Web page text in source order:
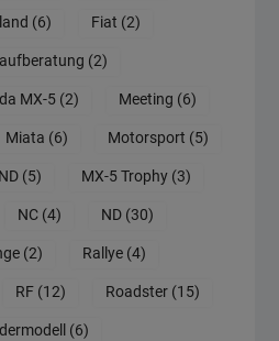
(6) Fiat (2)
(2)
MX-5(2) Meeting (6)
Miata (6) Motorsport (5)
(5) MX-5 Trophy(3)
NC(4) ND(30)
(2) Rallye(4)
RF(12) Roadster(15)
(6)